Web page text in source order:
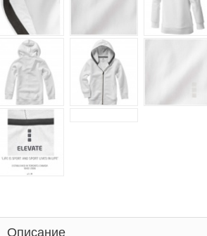
Описание